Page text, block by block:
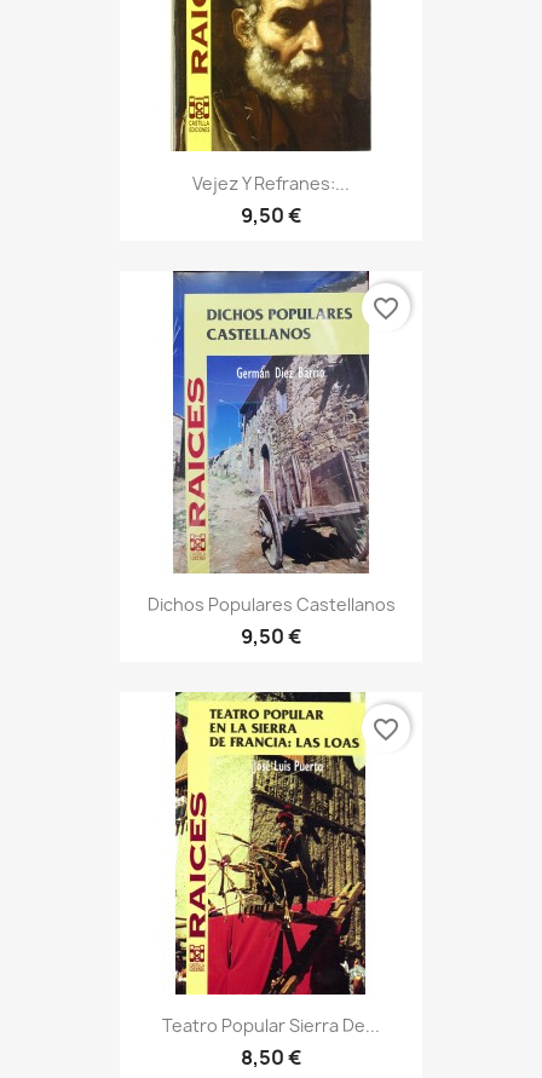
Vejez Y Refranes:...
9,50 €
Dichos Populares Castellanos
9,50 €
favorite_border
Teatro Popular Sierra De...
8,50 €
favorite_border